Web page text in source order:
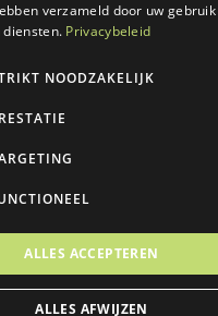
- 3700 AN Zeist
13 - 3705MA Zeist
verzameld door uw gebruik
diensten. Privacybeleid
NOODZAKELIJK
ALLES ACCEPTEREN
ALLES AFWIJZEN